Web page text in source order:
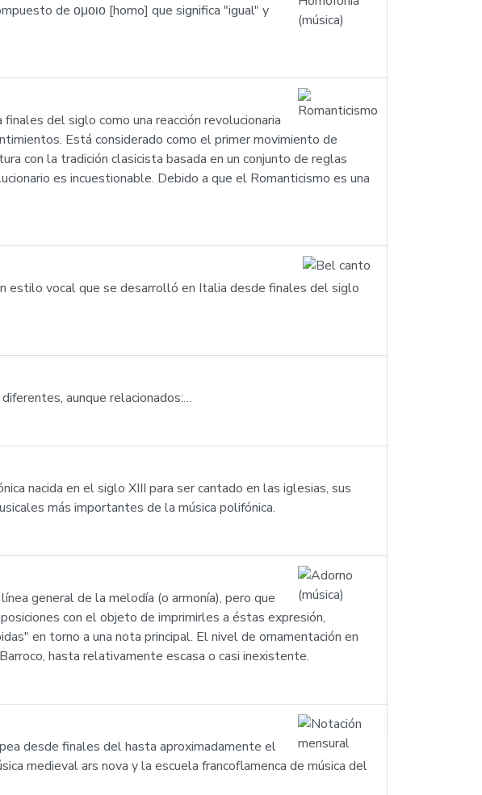
de ομοιο [homo] que significa "igual" y
del siglo como una reacción revolucionaria
Está considerado como el primer movimiento de
con la tradición clasicista basada en un conjunto de reglas
es incuestionable. Debido a que el Romanticismo es una
estilo vocal que se desarrolló en Italia desde finales del siglo
aunque relacionados:…
nacida en el siglo XIII para ser cantado en las iglesias, sus
más importantes de la música polifónica.
general de la melodía (o armonía), pero que
con el objeto de imprimirles a éstas expresión,
en torno a una nota principal. El nivel de ornamentación en
hasta relativamente escasa o casi inexistente.
desde finales del hasta aproximadamente el
medieval ars nova y la escuela francoflamenca de música del